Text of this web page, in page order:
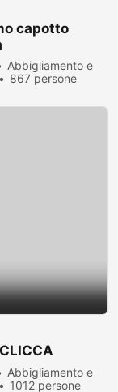
capotto
Abbigliamento e
867 persone
Abbigliamento e
1012 persone